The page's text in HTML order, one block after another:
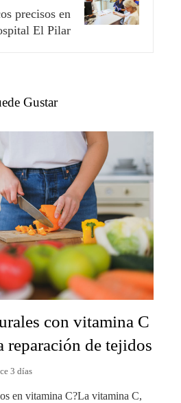
precisos en
El Pilar
Gustar
con vitamina C
reparación de tejidos
3 días
en vitamina C?La vitamina C,